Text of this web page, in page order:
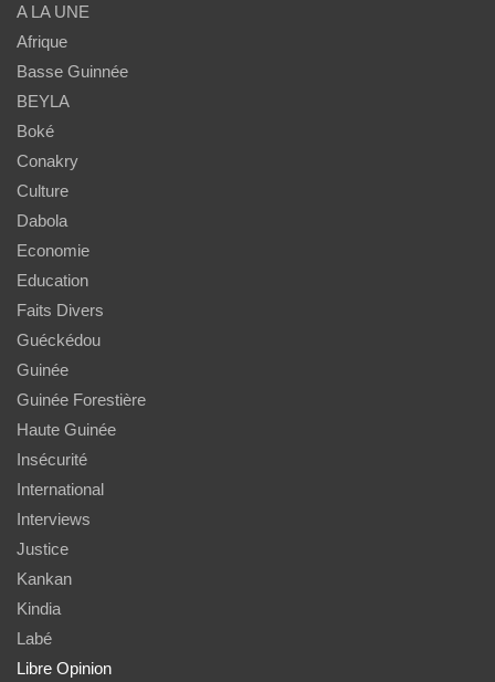
A LA UNE
Afrique
Basse Guinnée
BEYLA
Boké
Conakry
Culture
Dabola
Economie
Education
Faits Divers
Guéckédou
Guinée
Guinée Forestière
Haute Guinée
Insécurité
International
Interviews
Justice
Kankan
Kindia
Labé
Libre Opinion